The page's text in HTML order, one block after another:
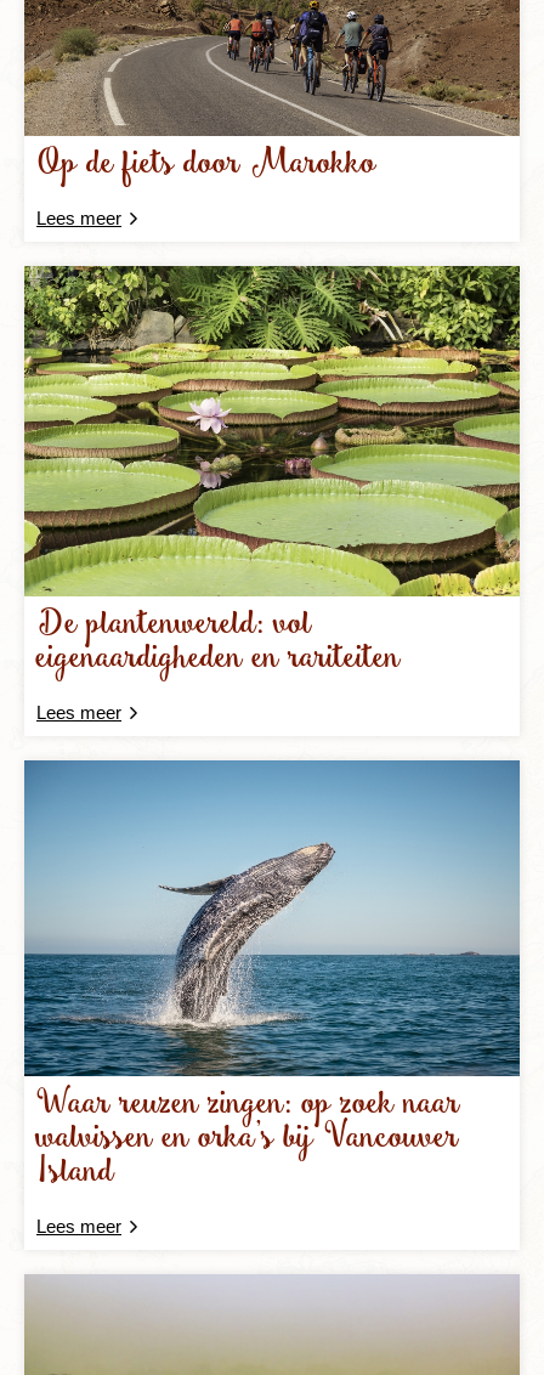
Op de fiets door Marokko
Lees meer
De plantenwereld: vol
eigenaardigheden en rariteiten
Lees meer
Waar reuzen zingen: op zoek naar
walvissen en orka’s bij Vancouver
Island
Lees meer